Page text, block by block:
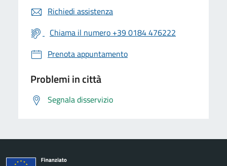
Richiedi assistenza
Chiama il numero +39 0184 476222
Prenota appuntamento
Problemi in città
Segnala disservizio